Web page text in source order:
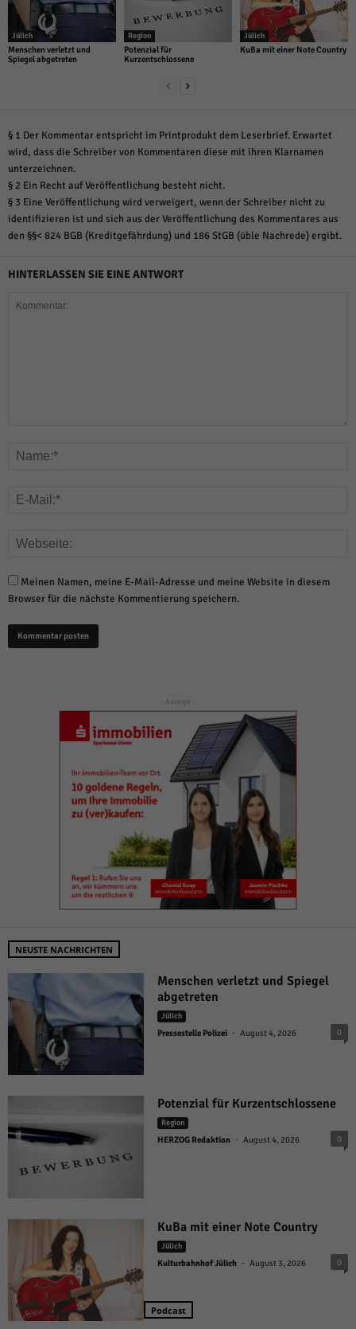
Jülich
Menschen verletzt und
Spiegel abgetreten
Region
Potenzial für
Kurzentschlossene
Jülich
KuBa mit einer Note Country
§ 1 Der Kommentar entspricht im Printprodukt dem Leserbrief. Erwartet
wird, dass die Schreiber von Kommentaren diese mit ihren Klarnamen
unterzeichnen.
§ 2 Ein Recht auf Veröffentlichung besteht nicht.
§ 3 Eine Veröffentlichung wird verweigert, wenn der Schreiber nicht zu
identifizieren ist und sich aus der Veröffentlichung des Kommentares aus
den §§< 824 BGB (Kreditgefährdung) und 186 StGB (üble Nachrede) ergibt.
HINTERLASSEN SIE EINE ANTWORT
Meinen Namen, meine E-Mail-Adresse und meine Website in diesem
Browser für die nächste Kommentierung speichern.
- Anzeige -
NEUSTE NACHRICHTEN
Menschen verletzt und Spiegel
abgetreten
Jülich
Pressestelle Polizei - August 4, 2026 0
Potenzial für Kurzentschlossene
Region
HERZOG Redaktion - August 4, 2026 0
KuBa mit einer Note Country
Jülich
Kulturbahnhof Jülich - August 3, 2026 0
Podcast